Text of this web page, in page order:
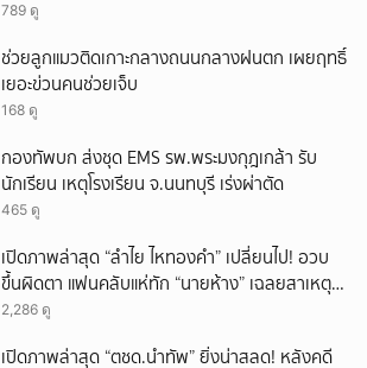
789 ดู
ช่วยลูกแมวติดเกาะกลางถนนกลางฝนตก เผยฤทธิ์
เยอะข่วนคนช่วยเจ็บ
168 ดู
กองทัพบก ส่งชุด EMS รพ.พระมงกุฎเกล้า รับ
นักเรียน เหตุโรงเรียน จ.นนทบุรี เร่งผ่าตัด
465 ดู
เปิดภาพล่าสุด “ลำไย ไหทองคำ” เปลี่ยนไป! อวบ
ขึ้นผิดตา แฟนคลับแห่ทัก “นายห้าง” เฉลยสาเหตุ
ชัด!
2,286 ดู
เปิดภาพล่าสุด “ตชด.นำทัพ” ยิ่งน่าสลด! หลังคดี